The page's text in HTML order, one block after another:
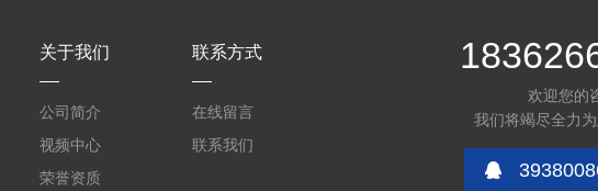
关于我们
公司简介
视频中心
荣誉资质
联系方式
在线留言
联系我们
欢迎您的
我们将竭尽全力